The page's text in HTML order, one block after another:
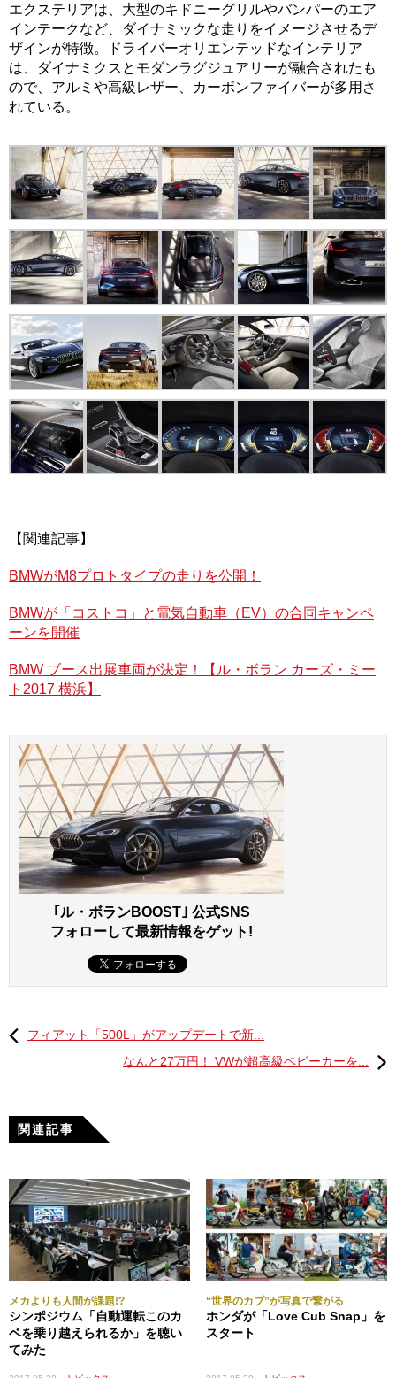
エクステリアは、大型のキドニーグリルやバンパーのエア
インテークなど、ダイナミックな走りをイメージさせるデ
ザインが特徴。ドライバーオリエンテッドなインテリア
は、ダイナミクスとモダンラグジュアリーが融合されたも
ので、アルミや高級レザー、カーボンファイバーが多用さ
れている。
【関連記事】
BMWがM8プロトタイプの走りを公開！
BMWが「コストコ」と電気自動車（EV）の合同キャンペ
ーンを開催
BMW ブース出展車両が決定！【ル・ボラン カーズ・ミー
ト2017 横浜】
｢ル・ボランBOOST｣ 公式SNS
フォローして最新情報をゲット!
フィアット「500L」がアップデートで新...
なんと27万円！ VWが超高級ベビーカーを...
関連記事
メカよりも人間が課題!?
シンポジウム「自動運転このカ
ベを乗り越えられるか」を聴い
てみた
“世界のカブ”が写真で繋がる
ホンダが「Love Cub Snap」を
スタート